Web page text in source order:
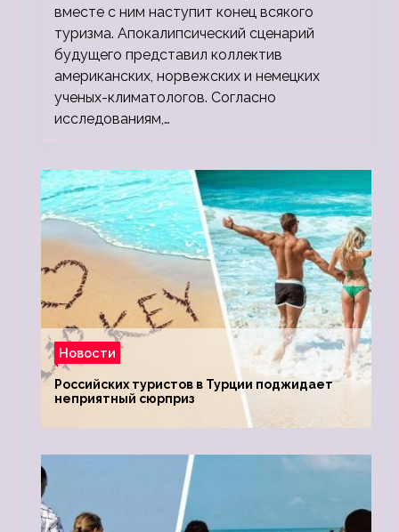
вместе с ним наступит конец всякого
туризма. Апокалипсический сценарий
будущего представил коллектив
американских, норвежских и немецких
ученых-климатологов. Согласно
исследованиям,…
Новости
Российских туристов в Турции поджидает
неприятный сюрприз